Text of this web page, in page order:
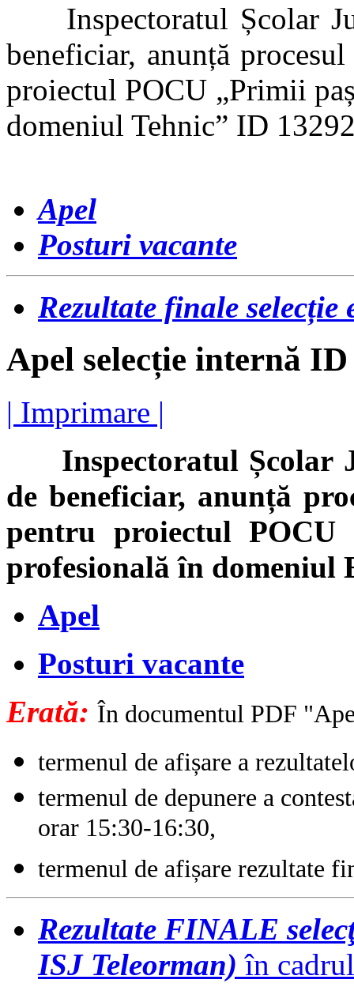
Inspectoratul Școlar
beneficiar, anunță
proiectul POCU „Primii
domeniul Tehnic” ID
Apel
Posturi vacante
Rezultate finale selecție
Apel selecție internă
| Imprimare |
Inspectoratul Școlar
de beneficiar, anunță
pentru proiectul POCU
profesională în domeniul
Apel
Posturi vacante
Erată: În documentul PDF
termenul de afișare a
termenul de depunere a
orar 15:30-16:30,
termenul de afișare rezultate
Rezultate FINALE
ISJ Teleorman) în